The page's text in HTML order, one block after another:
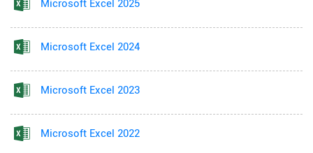
Microsoft Excel 2025
Microsoft Excel 2024
Microsoft Excel 2023
Microsoft Excel 2022